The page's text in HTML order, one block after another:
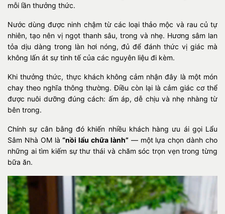
mỗi lần thưởng thức.
Nước dùng được ninh chậm từ các loại thảo mộc và rau củ tự
nhiên, tạo nên vị ngọt thanh sâu, trong và nhẹ. Hương sâm lan
tỏa dịu dàng trong làn hơi nóng, đủ để đánh thức vị giác mà
không lấn át sự tinh tế của các nguyên liệu đi kèm.
Khi thưởng thức, thực khách không cảm nhận đây là một món
chay theo nghĩa thông thường. Điều còn lại là cảm giác cơ thể
được nuôi dưỡng đúng cách: ấm áp, dễ chịu và nhẹ nhàng từ
bên trong.
Chính sự cân bằng đó khiến nhiều khách hàng ưu ái gọi Lẩu
Sâm Nhà OM là“nồi lẩu chữa lành”— một lựa chọn dành cho
những ai tìm kiếm sự thư thái và chăm sóc trọn vẹn trong từng
bữa ăn.